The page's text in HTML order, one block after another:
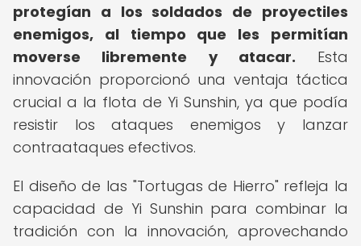
protegían a los soldados de proyectiles
enemigos, al tiempo que les permitían
moverse libremente y atacar. Esta
innovación proporcionó una ventaja táctica
crucial a la flota de Yi Sunshin, ya que podía
resistir los ataques enemigos y lanzar
contraataques efectivos.
El diseño de las "Tortugas de Hierro" refleja la
capacidad de Yi Sunshin para combinar la
tradición con la innovación, aprovechando